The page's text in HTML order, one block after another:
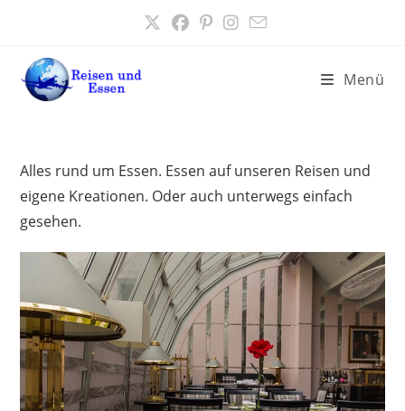
springen
Menü
Alles rund um Essen. Essen auf unseren Reisen und
eigene Kreationen. Oder auch unterwegs einfach
gesehen.